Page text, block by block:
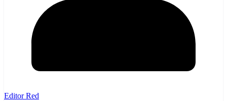
Editor Red